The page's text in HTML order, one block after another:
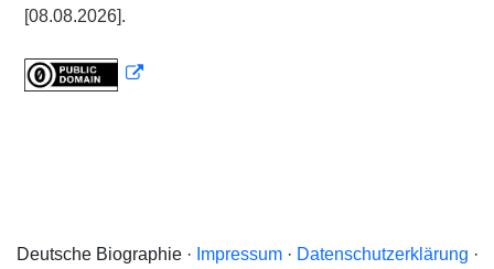
[08.08.2026].
Deutsche Biographie · Impressum· Datenschutzerklärung ·